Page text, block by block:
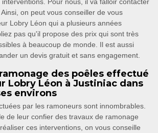
Pour nous, il va falloir contacter
on peut vous conseiller de vous
Lobry Léon qui a plusieurs années
pas qu'il propose des prix qui sont très
à beaucoup de monde. Il est aussi
un devis gratuit et sans engagement.
des poêles effectué
Lobry Léon à Justiniac dans
environs
par les ramoneurs sont innombrables.
de leur confier des travaux de ramonage
ces interventions, on vous conseille